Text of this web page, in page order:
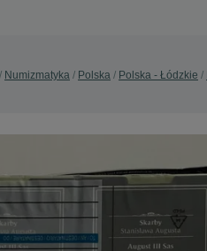
Numizmatyka Polska Polska - Łódzkie